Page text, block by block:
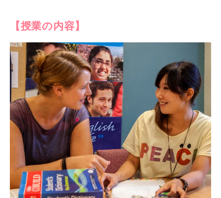
【授業の内容】